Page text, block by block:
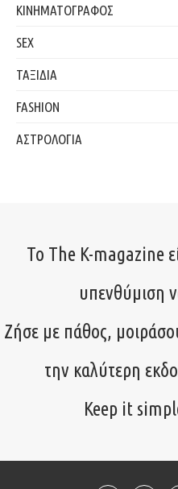
ΚΙΝΗΜΑΤΟΓΡΑΦΟΣ
SEX
ΤΑΞΙΔΙΑ
FASHION
ΑΣΤΡΟΛΟΓΙΑ
Το The K-magazine
υπενθύμιση
Ζήσε με πάθος,
την καλύτερη
Keep it